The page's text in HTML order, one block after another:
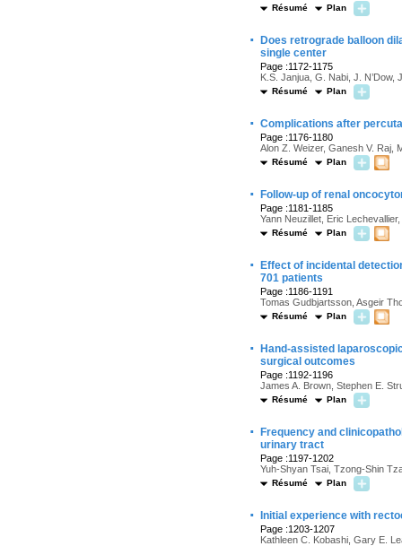
Résumé Plan
·
Does retrograde balloon
single center
Page :1172-1175
K.S. Janjua, G. Nabi, J. N’Dow,
Résumé Plan
· Complications after
Page :1176-1180
Alon Z. Weizer, Ganesh V. Raj,
Résumé Plan
· Follow-up of renal
Page :1181-1185
Yann Neuzillet, Eric
Résumé Plan
·
Effect of incidental
701 patients
Page :1186-1191
Tomas Gudbjartsson, Asgeir
Résumé Plan
·
Hand-assisted
surgical outcomes
Page :1192-1196
James A. Brown, Stephen E.
Résumé Plan
·
Frequency and
urinary tract
Page :1197-1202
Yuh-Shyan Tsai, Tzong-Shin
Résumé Plan
· Initial experience with
Page :1203-1207
Kathleen C. Kobashi, Gary E.